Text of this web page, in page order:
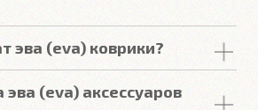
эва (eva) коврики?
в среднем составляет 2-3
.
(eva) аксессуаров